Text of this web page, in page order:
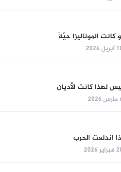
كانت الموناليزا حيّةً
2026
لهذا كانت الأديان
اندلعت الحرب
2026